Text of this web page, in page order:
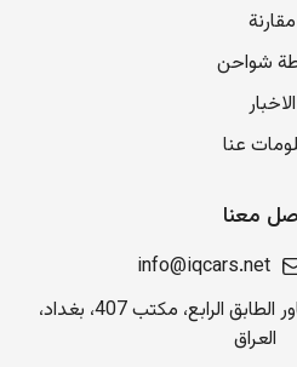
مقارنة
شواحن
الاخبار
عنا
معنا
info@iqcars.net
شارع الرواد، عمارة بلو تاور الطابق الرابع، مكتب 407، بغداد،
العراق